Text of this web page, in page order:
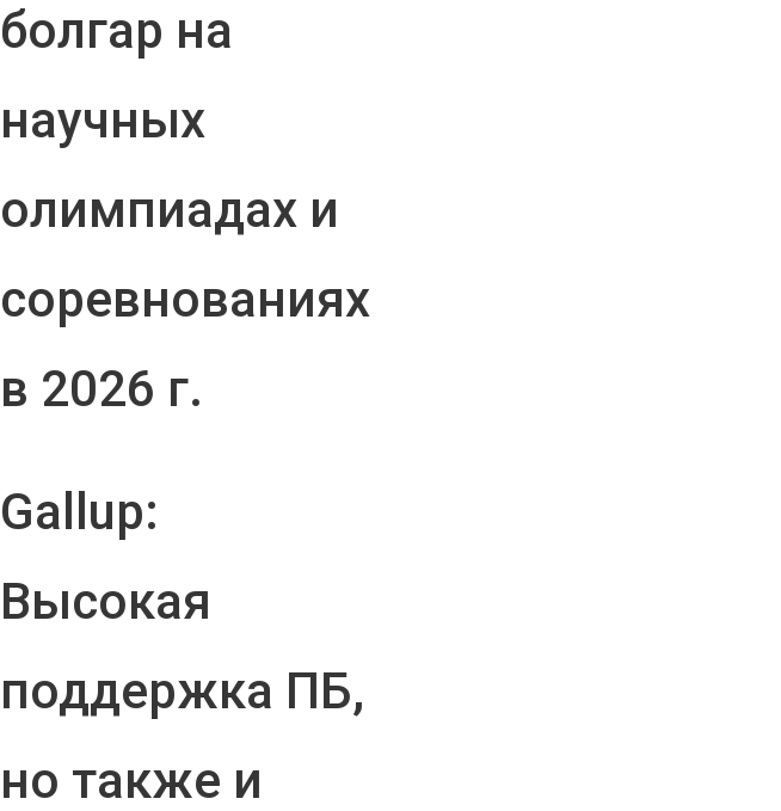
болгар на
научных
олимпиадах и
соревнованиях
в 2026 г.
Gallup:
Высокая
поддержка ПБ,
но также и